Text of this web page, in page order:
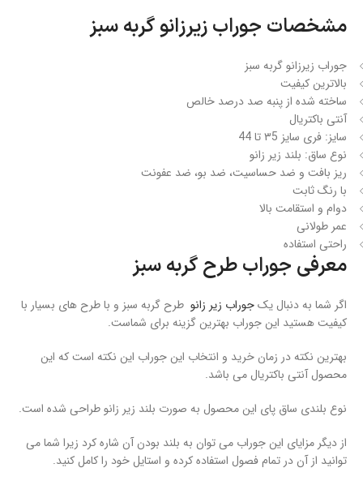
مشخصات جوراب زیرزانو گربه سبز
جوراب زیرزانو گربه سبز
بالاترین کیفیت
ساخته شده از پنبه صد درصد خالص
آنتی باکتریال
سایز: فری سایز ۳5 تا 44
نوع ساق: بلند زیر زانو
ریز بافت و ضد حساسیت، ضد بو، ضد عفونت
با رنگ ثابت
دوام و استقامت بالا
عمر طولانی
راحتی استفاده
معرفی جوراب طرح گربه سبز
اگر شما به دنبال یکجوراب زیر زانو طرح گربه سبز و با طرح های بسیار با
کیفیت هستید این جوراب بهترین گزینه برای شماست.
بهترین نکته در زمان خرید و انتخاب این جوراب این نکته است که این
محصول آنتی باکتریال می باشد.
نوع بلندی ساق پای این محصول به صورت بلند زیر زانو طراحی شده است.
از دیگر مزایای این جوراب می توان به بلند بودن آن شاره کرد زیرا شما می
توانید از آن در تمام فصول استفاده کرده و استایل خود را کامل کنید.